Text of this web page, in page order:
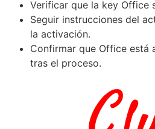
Verificar que la key Office
Seguir instrucciones del
la activación.
Confirmar que Office está
tras el proceso.